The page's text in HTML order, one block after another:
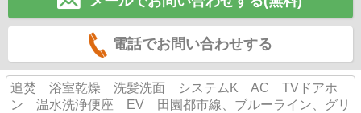
電話でお問い合わせする
追焚 浴室乾燥 洗髪洗面 システムK AC TVドアホ
ン 温水洗浄便座 EV 田園都市線、ブルーライン、グリ